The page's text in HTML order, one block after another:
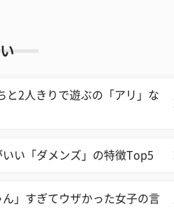
と2人きりで遊ぶの「アリ」な
い「ダメンズ」の特徴Top5
」すぎてウザかった女子の言